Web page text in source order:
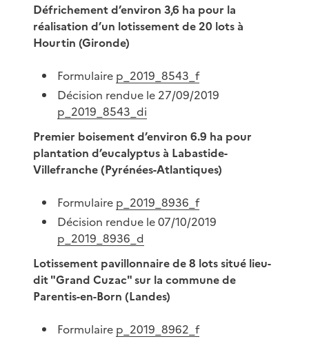
Défrichement d’environ 3,6 ha pour la
réalisation d’un lotissement de 20 lots à
Hourtin (Gironde)
Formulaire p_2019_8543_f
Décision rendue le 27/09/2019
p_2019_8543_di
Premier boisement d’environ 6.9 ha pour
plantation d’eucalyptus à Labastide-
Villefranche (Pyrénées-Atlantiques)
Formulaire p_2019_8936_f
Décision rendue le 07/10/2019
p_2019_8936_d
Lotissement pavillonnaire de 8 lots situé lieu-
dit "Grand Cuzac" sur la commune de
Parentis-en-Born (Landes)
Formulaire p_2019_8962_f